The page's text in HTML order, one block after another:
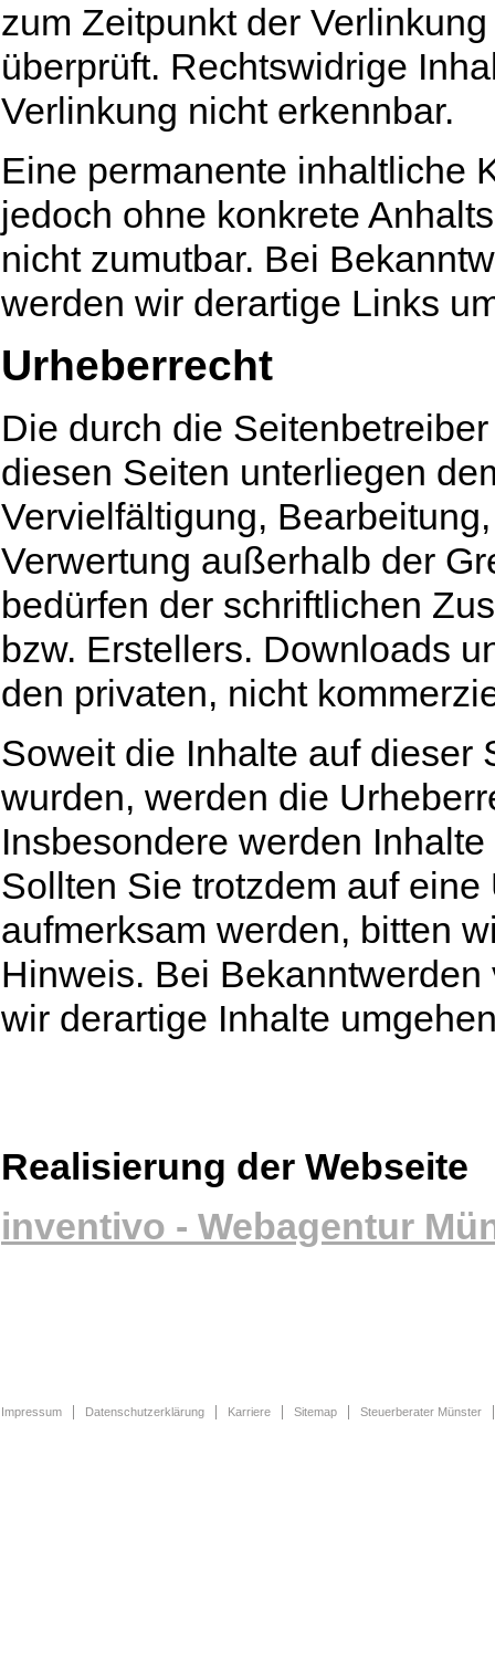
zum Zeitpunkt der
überprüft. Rechtswidrige
Verlinkung nicht erkennbar.
Eine permanente inhaltliche
jedoch ohne konkrete
nicht zumutbar. Bei
werden wir derartige Links
Urheberrecht
Die durch die
diesen Seiten unterliegen
Vervielfältigung,
Verwertung außerhalb der
bedürfen der schriftlichen
bzw. Erstellers. Downloads
den privaten, nicht
Soweit die Inhalte auf dieser
wurden, werden die
Insbesondere werden
Sollten Sie trotzdem auf
aufmerksam werden, bitten
Hinweis. Bei
wir derartige Inhalte
Realisierung der Webseite
inventivo - Webagentur
Impressum Datenschutzerklärung Karriere Sitemap Steuerberater Münster